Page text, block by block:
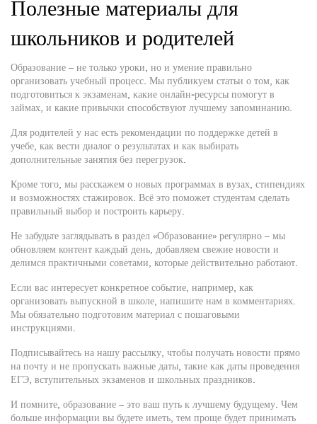
Полезные материалы для
школьников и родителей
Образование – не только уроки, но и умение правильно
организовать учебный процесс. Мы публикуем статьи о том, как
подготовиться к экзаменам, какие онлайн‑ресурсы помогут в
займах, и какие привычки способствуют лучшему запоминанию.
Для родителей у нас есть рекомендации по поддержке детей в
учебе, как вести диалог о результатах и как выбирать
дополнительные занятия без перегрузок.
Кроме того, мы расскажем о новых программах в вузах, стипендиях
и возможностях стажировок. Всё это поможет студентам сделать
правильный выбор и построить карьеру.
Не забудьте заглядывать в раздел «Образование» регулярно – мы
обновляем контент каждый день, добавляем свежие новости и
делимся практичными советами, которые действительно работают.
Если вас интересует конкретное событие, например, как
организовать выпускной в школе, напишите нам в комментариях.
Мы обязательно подготовим материал с пошаговыми
инструкциями.
Подписывайтесь на нашу рассылку, чтобы получать новости прямо
на почту и не пропускать важные даты, такие как даты проведения
ЕГЭ, вступительных экзаменов и школьных праздников.
И помните, образование – это ваш путь к лучшему будущему. Чем
больше информации вы будете иметь, тем проще будет принимать